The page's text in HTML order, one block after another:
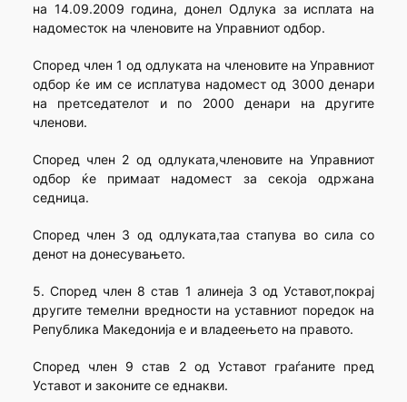
на 14.09.2009 година, донел Одлука за исплата на
надоместок на членовите на Управниот одбор.
Според член 1 од одлуката на членовите на Управниот
одбор ќе им се исплатува надомест од 3000 денари
на претседателот и по 2000 денари на другите
членови.
Според член 2 од одлуката,членовите на Управниот
одбор ќе примаат надомест за секоја одржана
седница.
Според член 3 од одлуката,таа стапува во сила со
денот на донесувањето.
5. Според член 8 став 1 алинеја 3 од Уставот,покрај
другите темелни вредности на уставниот поредок на
Република Македонија е и владеењето на правото.
Според член 9 став 2 од Уставот граѓаните пред
Уставот и законите се еднакви.